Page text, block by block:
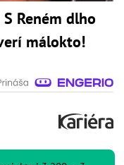
Reném dlho
málokto!